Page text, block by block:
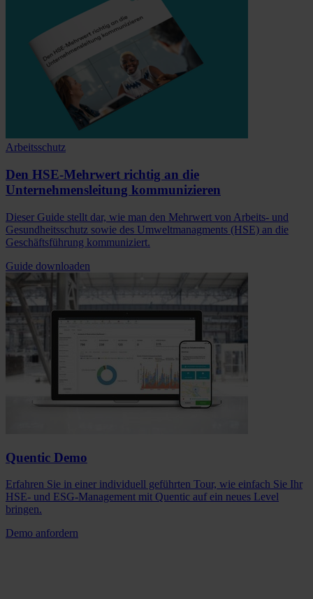
Arbeitsschutz
Den HSE-Mehrwert richtig an die
Unternehmensleitung kommunizieren
Dieser Guide stellt dar, wie man den Mehrwert von Arbeits- und
Gesundheitsschutz sowie des Umweltmanagments (HSE) an die
Geschäftsführung kommuniziert.
Guide downloaden
Quentic Demo
Erfahren Sie in einer individuell geführten Tour, wie einfach Sie Ihr
HSE- und ESG-Management mit Quentic auf ein neues Level
bringen.
Demo anfordern